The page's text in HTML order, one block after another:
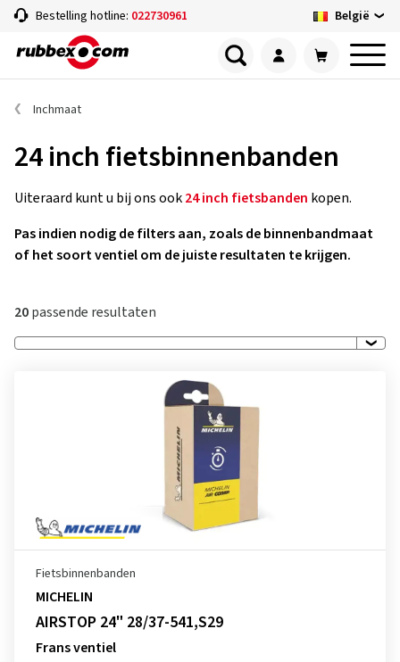
Bestelling hotline: 022730961 België
Inchmaat
24 inch fietsbinnenbanden
Uiteraard kunt u bij ons ook24 inch fietsbanden kopen.
Pas indien nodig de filters aan, zoals de binnenbandmaat
of het soort ventiel om de juiste resultaten te krijgen.
20passende resultaten
Fietsbinnenbanden
MICHELIN
AIRSTOP 24" 28/37-541,S29
Frans ventiel